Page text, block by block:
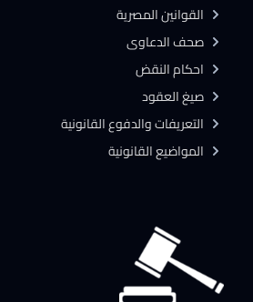
القوانين المصرية
صحف الدعاوى
احكام النقض
صيغ العقود
التعريفات والدفوع القانونية
المواضيع القانونية